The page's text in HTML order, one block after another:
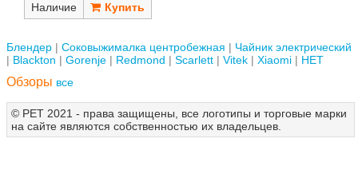
Наличие
Блендер Соковыжималка центробежная
Чайник электрический
Blackton
Gorenje Redmond Scarlett Vitek Xiaomi НЕТ
Обзоры все
© РЕТ 2021 - права защищены, все логотипы и торговые марки
на сайте являются собственностью их владельцев.